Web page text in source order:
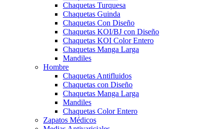
Chaquetas Turquesa
Chaquetas Guinda
Chaquetas Con Diseño
Chaquetas KOI/BJ con Diseño
Chaquetas KOI Color Entero
Chaquetas Manga Larga
Mandiles
Hombre
Chaquetas Antifluidos
Chaquetas con Diseño
Chaquetas Manga Larga
Mandiles
Chaquetas Color Entero
Zapatos Médicos